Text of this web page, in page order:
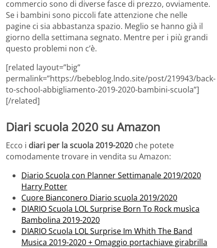
commercio sono di diverse fasce di prezzo, ovviamente.
Se i bambini sono piccoli fate attenzione che nelle
pagine ci sia abbastanza spazio. Meglio se hanno già il
giorno della settimana segnato. Mentre per i più grandi
questo problemi non c’è.
[related layout=”big”
permalink=”https://bebeblog.lndo.site/post/219943/back-
to-school-abbigliamento-2019-2020-bambini-scuola”]
[/related]
Diari scuola 2020 su Amazon
Ecco i diari per la scuola 2019-2020 che potete
comodamente trovare in vendita su Amazon:
Diario Scuola con Planner Settimanale 2019/2020
Harry Potter
Cuore Bianconero Diario scuola 2019/2020
DIARIO Scuola LOL Surprise Born To Rock musìca
Bambolina 2019-2020
DIARIO Scuola LOL Surprise Im Whith The Band
Musica 2019-2020 + Omaggio portachiave girabrilla